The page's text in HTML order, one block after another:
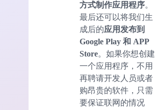
方式制作应用程序。
最后还可以将我们生
成后的应用发布到
Google Play 和 APP
Store。如果你想创建
一个应用程序，不用
再聘请开发人员或者
购昂贵的软件，只需
要保证联网的情况